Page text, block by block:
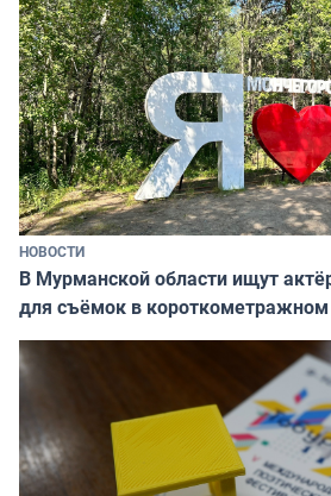
НОВОСТИ
В Мурманской области ищут
для съёмок в